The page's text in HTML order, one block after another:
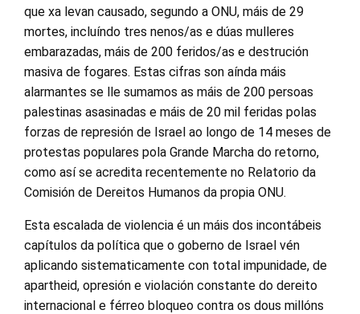
que xa levan causado, segundo a ONU, máis de 29
mortes, incluíndo tres nenos/as e dúas mulleres
embarazadas, máis de 200 feridos/as e destrución
masiva de fogares. Estas cifras son aínda máis
alarmantes se lle sumamos as máis de 200 persoas
palestinas asasinadas e máis de 20 mil feridas polas
forzas de represión de Israel ao longo de 14 meses de
protestas populares pola Grande Marcha do retorno,
como así se acredita recentemente no Relatorio da
Comisión de Dereitos Humanos da propia ONU.
Esta escalada de violencia é un máis dos incontábeis
capítulos da política que o goberno de Israel vén
aplicando sistematicamente con total impunidade, de
apartheid, opresión e violación constante do dereito
internacional e férreo bloqueo contra os dous millóns